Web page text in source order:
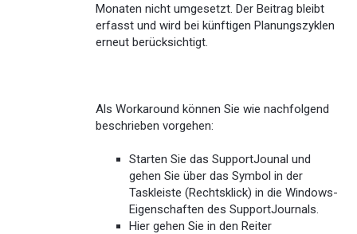
Monaten nicht umgesetzt. Der Beitrag bleibt
erfasst und wird bei künftigen Planungszyklen
erneut berücksichtigt.
Als Workaround können Sie wie nachfolgend
beschrieben vorgehen:
Starten Sie das SupportJounal und
gehen Sie über das Symbol in der
Taskleiste (Rechtsklick) in die Windows-
Eigenschaften des SupportJournals.
Hier gehen Sie in den Reiter